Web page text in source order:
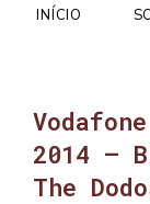
INÍCIO
2014 –
The